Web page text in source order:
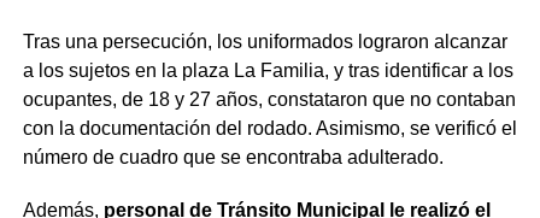
Tras una persecución, los uniformados lograron alcanzar
a los sujetos en la plaza La Familia, y tras identificar a los
ocupantes, de 18 y 27 años, constataron que no contaban
con la documentación del rodado. Asimismo, se verificó el
número de cuadro que se encontraba adulterado.
Además, personal de Tránsito Municipal le realizó el